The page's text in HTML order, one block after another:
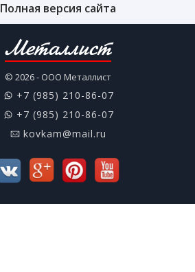
Полная версия сайта
Металлист
© 2026 - ООО Металлист
+7 (985) 210-86-07
+7 (985) 210-86-07
kovkam@mail.ru